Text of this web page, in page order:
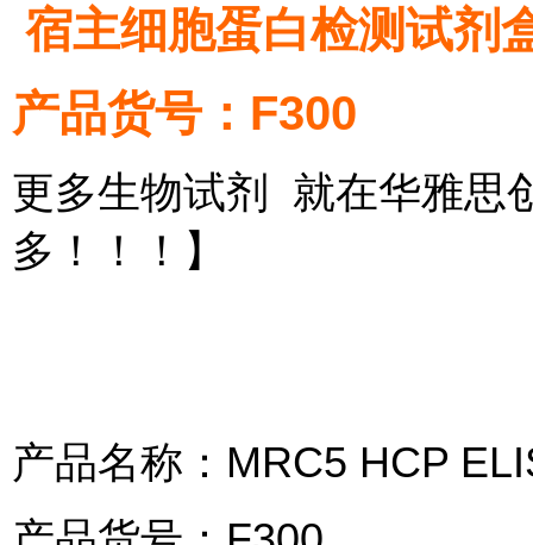
宿主细胞蛋白检测试剂
产品货号：F300
更多生物试剂 就在华雅思
多！！！】
产品名称：MRC5 HCP